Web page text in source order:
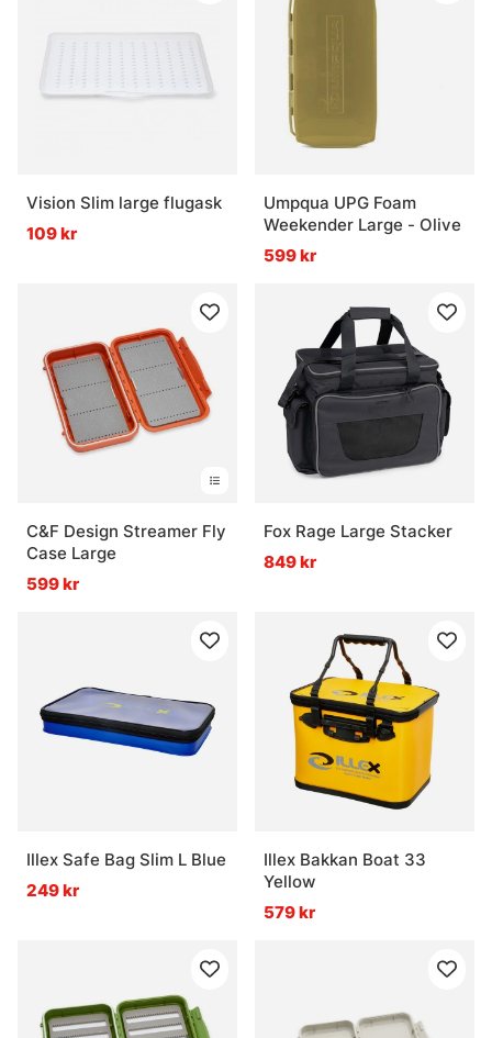
Vision Slim large flugask
109 kr
Umpqua UPG Foam
Weekender Large - Olive
599 kr
C&F Design Streamer Fly
Case Large
599 kr
Fox Rage Large Stacker
849 kr
Illex Safe Bag Slim L Blue
249 kr
Illex Bakkan Boat 33
Yellow
579 kr